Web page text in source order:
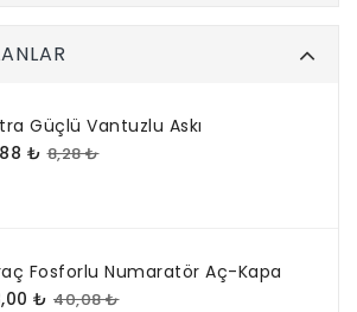
Güçlü Vantuzlu Askı
₺ 8,28 ₺
Fosforlu Numaratör Aç-Kapa
₺ 40,08 ₺